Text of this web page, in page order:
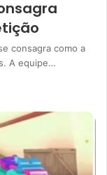
consagra como a
A equipe…